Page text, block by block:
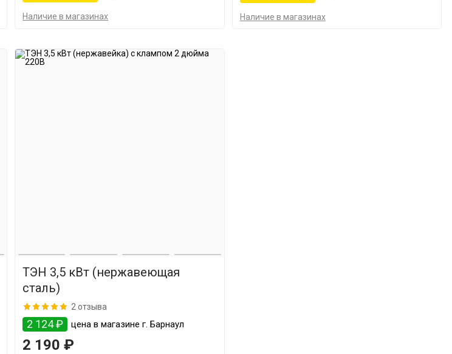
Наличие в магазинах Наличие в магазинах
ТЭН 3,5 кВт (нержавеющая
сталь)
2 отзыва
2 124 ₽ цена в магазине г. Барнаул
2 190 ₽